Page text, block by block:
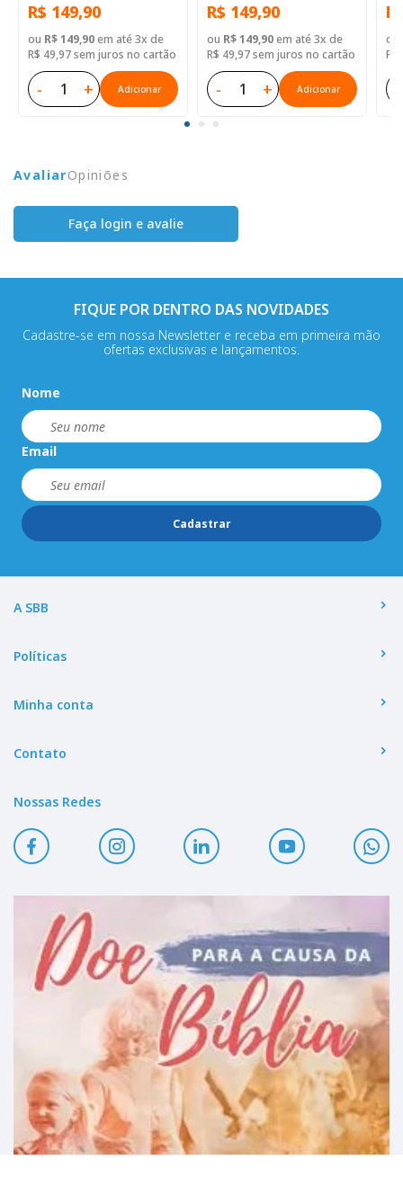
destacadas, Capa
Couro Sintético
Marrom
R$ 149,90
ou R$ 149,90em até 3x de
R$ 49,97 sem juros no cartão
- + Adicionar
destacadas, com
mapa, Capa Couro
Sintético Preta
R$ 149,90
ou R$ 149,90em até 3x de
R$ 49,97 sem juros no cartão
- + Adicionar
ou
R$
AvaliarOpiniões
Faça login e avalie
FIQUE POR DENTRO DAS NOVIDADES
Cadastre-se em nossa Newsletter e receba em primeira mão
ofertas exclusivas e lançamentos.
Nome
Email
Cadastrar
A SBB
Políticas
Minha conta
Contato
Nossas Redes